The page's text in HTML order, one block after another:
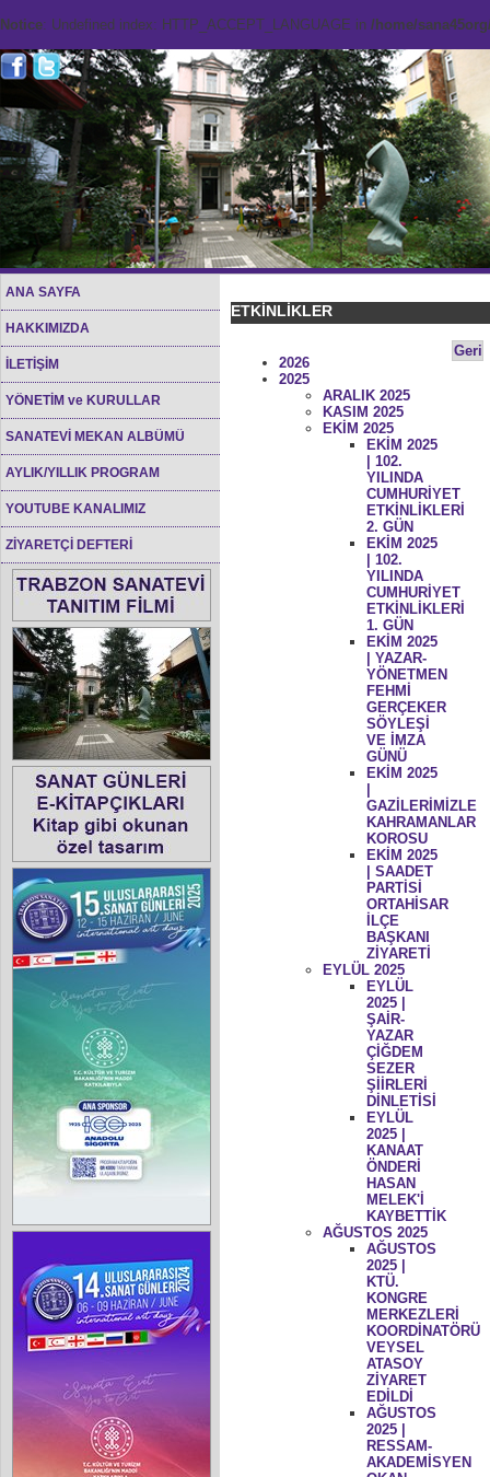
Notice: Undefined index: HTTP_ACCEPT_LANGUAGE in /home/
ANA SAYFA
HAKKIMIZDA
İLETİŞİM
YÖNETİM ve KURULLAR
SANATEVİ MEKAN ALBÜMÜ
AYLIK/YILLIK PROGRAM
YOUTUBE KANALIMIZ
ZİYARETÇİ DEFTERİ
ETKİNLİKLER
Geri
2026
2025
ARALIK 2025
KASIM 2025
EKİM 2025
EKİM 2025
| 102.
YILINDA
CUMHURİYET
ETKİNLİKLERİ
2. GÜN
EKİM 2025
| 102.
YILINDA
CUMHURİYET
ETKİNLİKLERİ
1. GÜN
EKİM 2025
| YAZAR-
YÖNETMEN
FEHMİ
GERÇEKER
SÖYLEŞİ
VE İMZA
GÜNÜ
EKİM 2025
GAZİLERİMİZLE
KAHRAMANLAR
KOROSU
EKİM 2025
| SAADET
PARTİSİ
ORTAHİSAR
İLÇE
BAŞKANI
ZİYARETİ
EYLÜL 2025
EYLÜL
2025 |
ŞAİR-
YAZAR
ÇİĞDEM
SEZER
ŞİİRLERİ
DİNLETİSİ
EYLÜL
2025 |
KANAAT
ÖNDERİ
HASAN
MELEK'İ
KAYBETTİK
AĞUSTOS 2025
AĞUSTOS
2025 |
KTÜ.
KONGRE
MERKEZLERİ
KOORDİNATÖRÜ
VEYSEL
ATASOY
ZİYARET
EDİLDİ
AĞUSTOS
2025 |
RESSAM-
AKADEMİSYEN